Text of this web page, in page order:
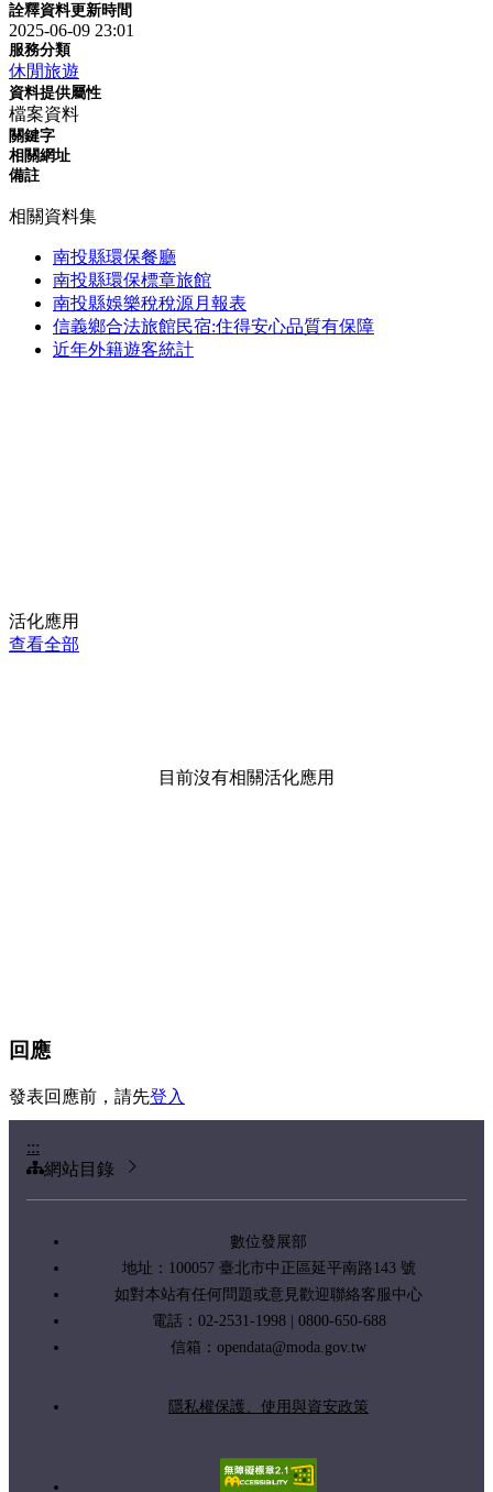
詮釋資料更新時間
2025-06-09 23:01
服務分類
休閒旅遊
資料提供屬性
檔案資料
關鍵字
相關網址
備註
相關資料集
南投縣環保餐廳
南投縣環保標章旅館
南投縣娛樂稅稅源月報表
信義鄉合法旅館民宿:住得安心品質有保障
近年外籍遊客統計
活化應用
查看全部
目前沒有相關活化應用
回應
發表回應前，請先登入
:::
網站目錄
數位發展部
地址：100057 臺北市中正區延平南路143 號
如對本站有任何問題或意見歡迎聯絡客服中心
電話：02-2531-1998 | 0800-650-688
信箱： opendata@moda.gov.tw
隱私權保護、使用與資安政策